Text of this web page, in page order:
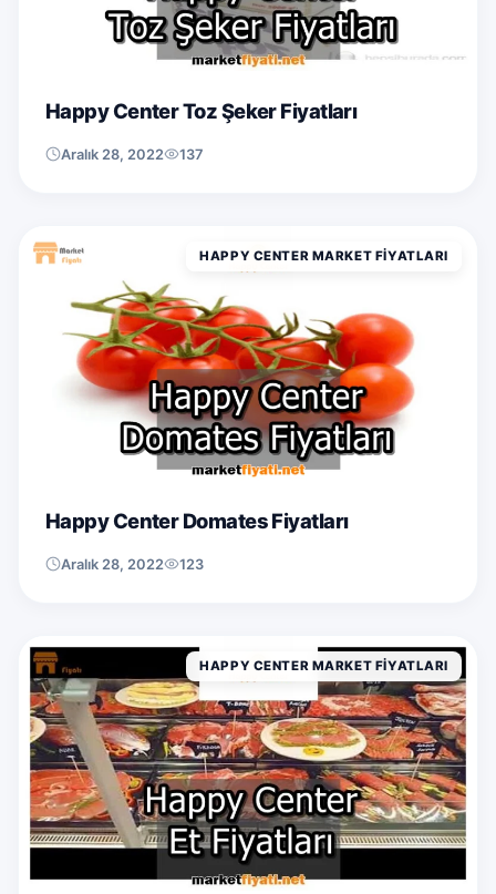
Happy Center Toz Şeker Fiyatları
Aralık 28, 2022 137
HAPPY CENTER MARKET FIYATLARI
Happy Center Domates Fiyatları
Aralık 28, 2022 123
HAPPY CENTER MARKET FIYATLARI